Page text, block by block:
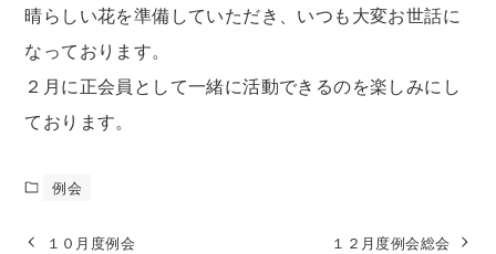
例会
１０月度例会 １２月度例会総会
晴らしい花を準備していただき、いつも大変お世話に
なっております。
２月に正会員として一緒に活動できるのを楽しみにし
ております。